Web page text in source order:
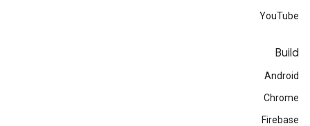
YouTube
Build
Android
Chrome
Firebase